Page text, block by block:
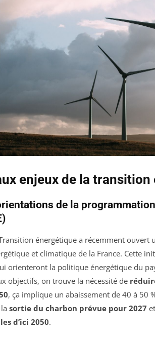
enjeux de la
de la
énergétique a récemment ouvert
et climatique de la France. Cette
orienteront la politique énergétique du
objectifs, on trouve la nécessité de
, ça implique un abaissement de 40 à 50
sortie du charbon prévue pour 2027
d’ici 2050.